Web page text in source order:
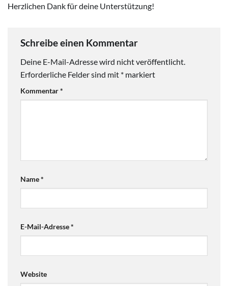
Herzlichen Dank für deine Unterstützung!
Schreibe einen Kommentar
Deine E-Mail-Adresse wird nicht veröffentlicht.
Erforderliche Felder sind mit * markiert
Kommentar*
Name*
E-Mail-Adresse*
Website